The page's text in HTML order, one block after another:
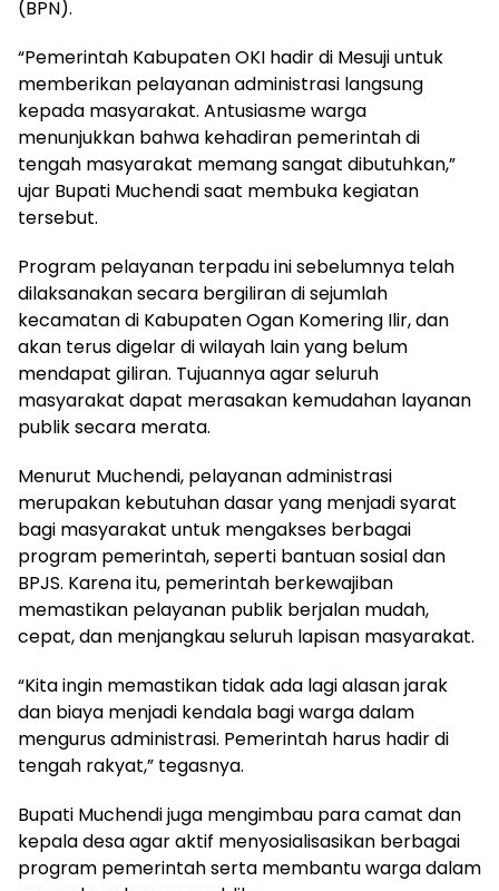
(BPN).
“Pemerintah Kabupaten OKI hadir di Mesuji untuk
memberikan pelayanan administrasi langsung
kepada masyarakat. Antusiasme warga
menunjukkan bahwa kehadiran pemerintah di
tengah masyarakat memang sangat dibutuhkan,”
ujar Bupati Muchendi saat membuka kegiatan
tersebut.
Program pelayanan terpadu ini sebelumnya telah
dilaksanakan secara bergiliran di sejumlah
kecamatan di Kabupaten Ogan Komering Ilir, dan
akan terus digelar di wilayah lain yang belum
mendapat giliran. Tujuannya agar seluruh
masyarakat dapat merasakan kemudahan layanan
publik secara merata.
Menurut Muchendi, pelayanan administrasi
merupakan kebutuhan dasar yang menjadi syarat
bagi masyarakat untuk mengakses berbagai
program pemerintah, seperti bantuan sosial dan
BPJS. Karena itu, pemerintah berkewajiban
memastikan pelayanan publik berjalan mudah,
cepat, dan menjangkau seluruh lapisan masyarakat.
“Kita ingin memastikan tidak ada lagi alasan jarak
dan biaya menjadi kendala bagi warga dalam
mengurus administrasi. Pemerintah harus hadir di
tengah rakyat,” tegasnya.
Bupati Muchendi juga mengimbau para camat dan
kepala desa agar aktif menyosialisasikan berbagai
program pemerintah serta membantu warga dalam